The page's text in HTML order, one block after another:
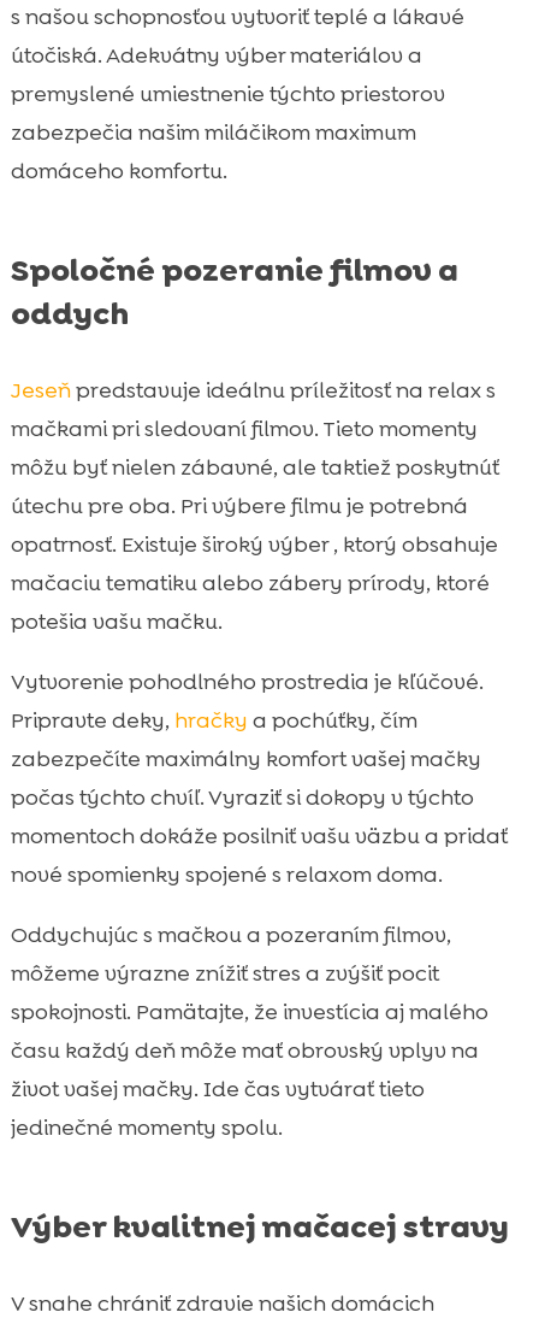
s našou schopnosťou vytvoriť teplé a lákavé
útočiská. Adekvátny výber materiálov a
premyslené umiestnenie týchto priestorov
zabezpečia našim miláčikom maximum
domáceho komfortu.
Spoločné pozeranie filmov a
oddych
Jeseňpredstavuje ideálnu príležitosť na relax s
mačkami pri sledovaní filmov. Tieto momenty
môžu byť nielen zábavné, ale taktiež poskytnúť
útechu pre oba. Pri výbere filmu je potrebná
opatrnosť. Existuje široký výber , ktorý obsahuje
mačaciu tematiku alebo zábery prírody, ktoré
potešia vašu mačku.
Vytvorenie pohodlného prostredia je kľúčové.
Pripravte deky, hračky a pochúťky, čím
zabezpečíte maximálny komfort vašej mačky
počas týchto chvíľ. Vyraziť si dokopy v týchto
momentoch dokáže posilniť vašu väzbu a pridať
nové spomienky spojené s relaxom doma.
Oddychujúc s mačkou a pozeraním filmov,
môžeme výrazne znížiť stres a zvýšiť pocit
spokojnosti. Pamätajte, že investícia aj malého
času každý deň môže mať obrovský vplyv na
život vašej mačky. Ide čas vytvárať tieto
jedinečné momenty spolu.
Výber kvalitnej mačacej stravy
V snahe chrániť zdravie našich domácich